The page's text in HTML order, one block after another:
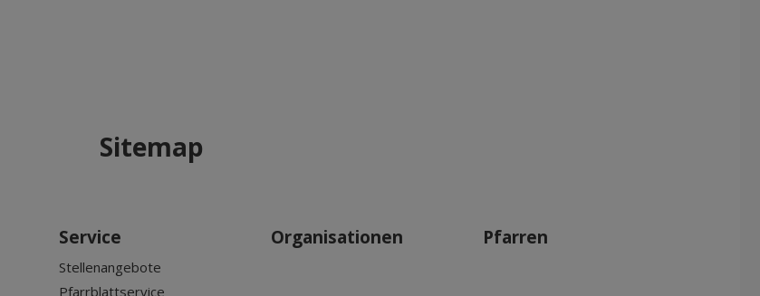
Sitemap
Service
Stellenangebote
Pfarrblattservice
Organisationen Pfarren